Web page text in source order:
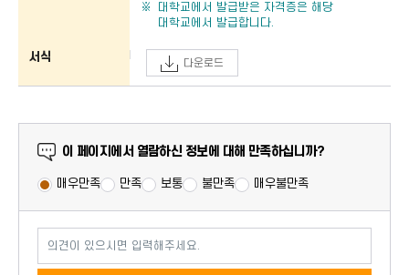
대학교에서 발급받은 자격증은 해당
대학교에서 발급합니다.
서식 다운로드
만족도 조사
이 페이지에서 열람하신 정보에 대해 만족하십니까?
매우만족 만족 보통 불만족 매우불만족